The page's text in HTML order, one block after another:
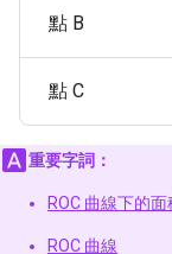
點 B
點 C
重要字詞：
ROC 曲線下的面
ROC 曲線